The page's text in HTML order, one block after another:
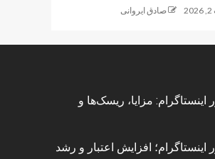
صادق ایروانی
اینستاگرام: مزایا، ریسک‌ها و
اینستاگرام؛ افزایش اعتبار و رشد